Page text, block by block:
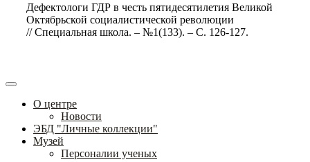
Дефектологи ГДР в честь пятидесятилетия Великой
Октябрьской социалистической революции
// Специальная школа. – №1(133). – С. 126-127.
О центре
Новости
ЭБД "Личные коллекции"
Музей
Персоналии ученых